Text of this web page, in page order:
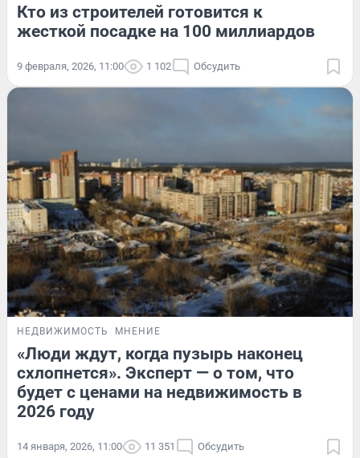
Кто из строителей готовится к
жесткой посадке на 100 миллиардов
9 февраля, 2026, 11:00 1 102 Обсудить
НЕДВИЖИМОСТЬ МНЕНИЕ
«Люди ждут, когда пузырь наконец
схлопнется». Эксперт — о том, что
будет с ценами на недвижимость в
2026 году
14 января, 2026, 11:00 11 351 Обсудить